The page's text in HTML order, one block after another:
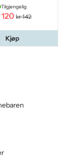
Tilgjengelig
kr 142
Kjøp